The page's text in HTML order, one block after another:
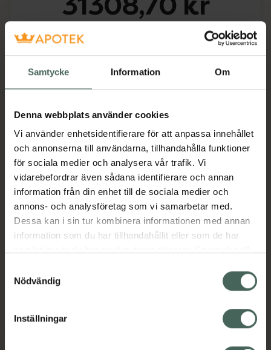
Samtycke Information Om
Denna webbplats använder cookies
Vi använder enhetsidentifierare för att anpassa innehållet
och annonserna till användarna, tillhandahålla funktioner
för sociala medier och analysera vår trafik. Vi
vidarebefordrar även sådana identifierare och annan
information från din enhet till de sociala medier och
annons- och analysföretag som vi samarbetar med.
Dessa kan i sin tur kombinera informationen med annan
information som du har tillhandahållit eller som de har
återkalla ditt samtycke via webbplatsens
cookieinställningar. Ett återkallat samtycke påverkar inte
lagligheten av behandling som skett innan återkallelsen.
Nödvändig
Inställningar
Köp via ditt recept
Beskrivning Dölj
Läs alltid bipacksedeln innan
användning.
EAN:03664798029741
Visa